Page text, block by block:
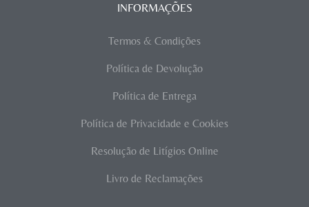
INFORMAÇÕES
Termos & Condições
Política de Devolução
Política de Entrega
Política de Privacidade e Cookies
Resolução de Litígios Online
Livro de Reclamações